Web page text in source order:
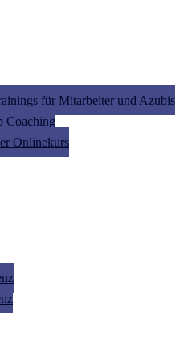
für Mitarbeiter und Azubis
Coaching
Onlinekurs